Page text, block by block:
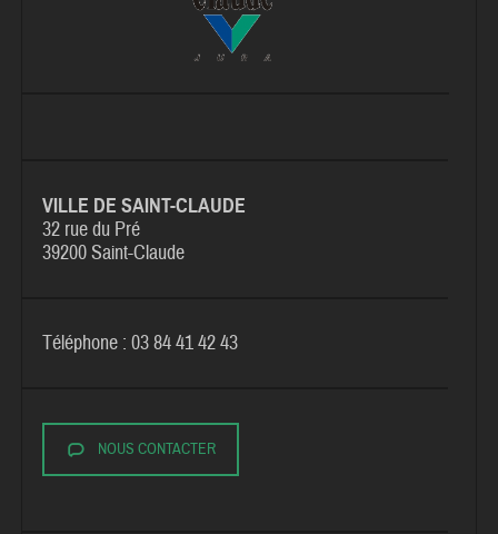
VILLE DE SAINT-CLAUDE
32 rue du Pré
39200 Saint-Claude
Téléphone : 03 84 41 42 43
NOUS CONTACTER